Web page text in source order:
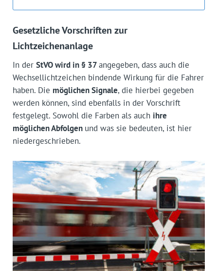
Gesetzliche Vorschriften zur
Lichtzeichenanlage
In der StVO wird in § 37angegeben, dass auch die
Wechsellichtzeichen bindende Wirkung für die Fahrer
haben. Die möglichen Signale, die hierbei gegeben
werden können, sind ebenfalls in der Vorschrift
festgelegt. Sowohl die Farben als auch ihre
möglichen Abfolgen und was sie bedeuten, ist hier
niedergeschrieben.